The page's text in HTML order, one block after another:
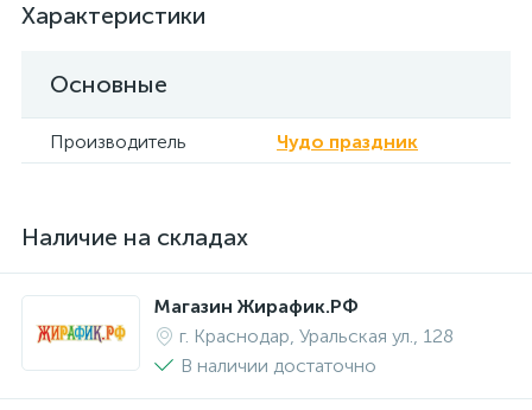
Характеристики
Основные
Производитель Чудо праздник
Наличие на складах
Магазин Жирафик.РФ
г. Краснодар, Уральская ул., 128
В наличии достаточно